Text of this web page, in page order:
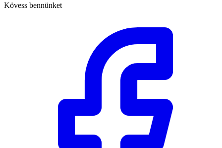
Kövess bennünket